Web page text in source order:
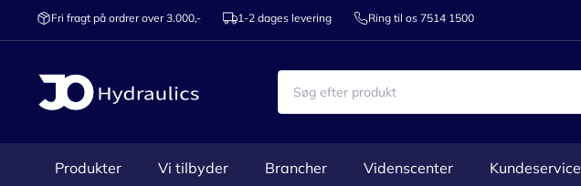
Fri fragt på ordrer over 3.000,- 1-2 dages levering Ring til os 7514 1500
Produkter Vi tilbyder Brancher Videnscenter Kundeservice